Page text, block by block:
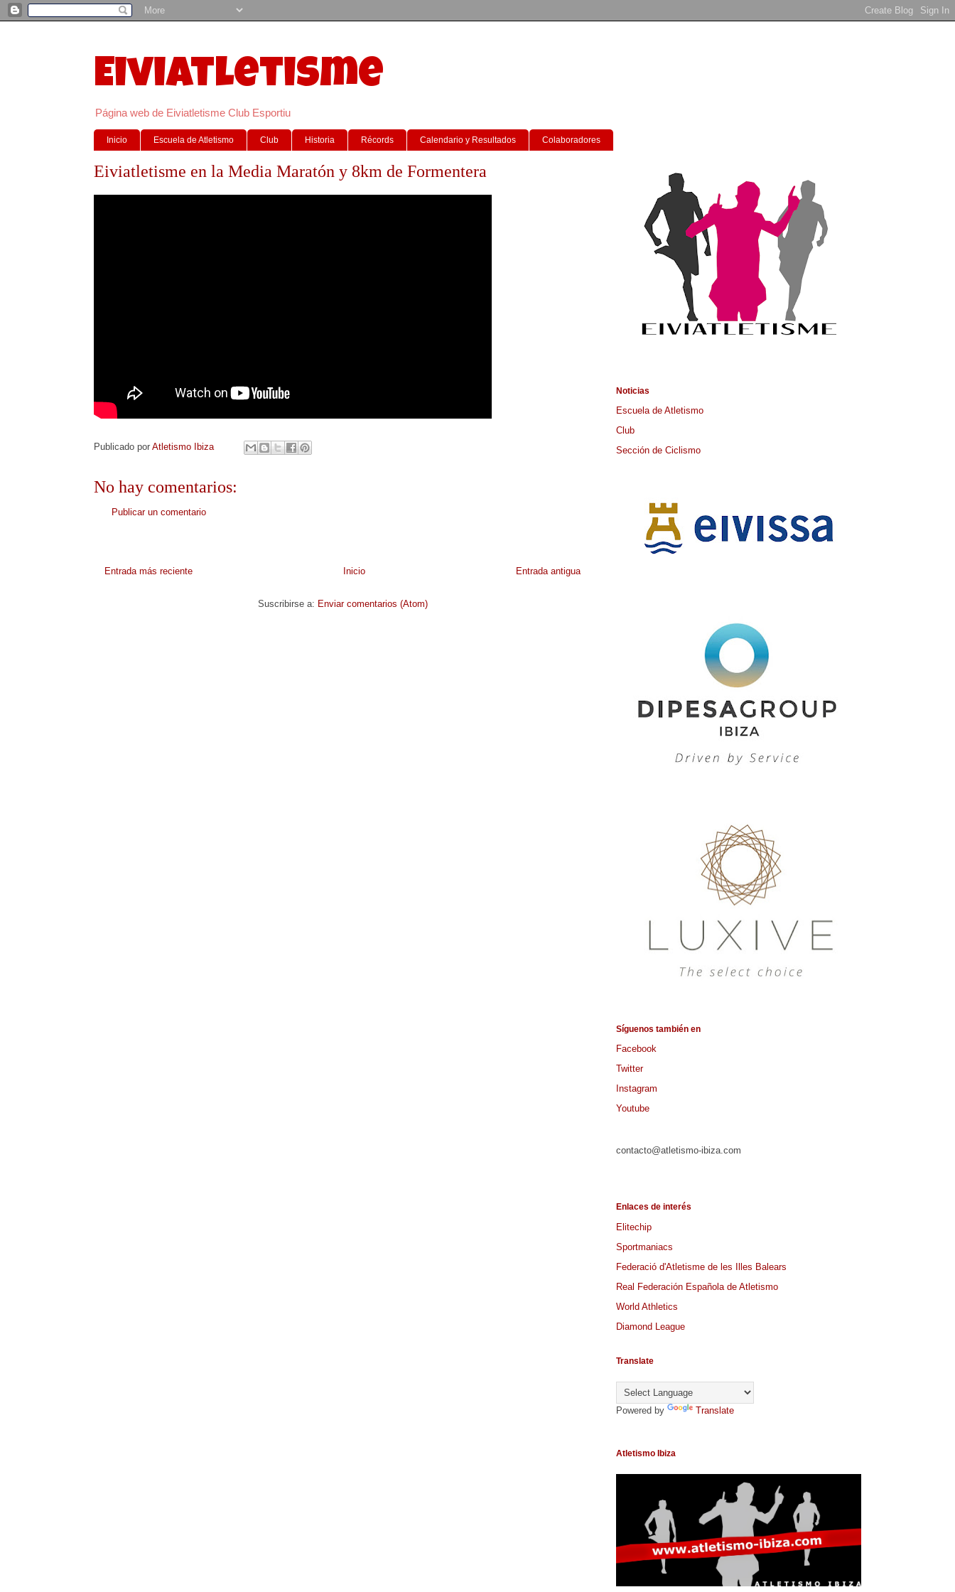
Eiviatletisme
Página web de Eiviatletisme Club Esportiu
Inicio Escuela de Atletismo Club Historia Récords Calendario y Resultados Colaboradores
Eiviatletisme en la Media Maratón y 8km de Formentera
Publicado por Atletismo Ibiza
No hay comentarios:
Publicar un comentario
Entrada más reciente Entrada antigua
Inicio
Suscribirse a: Enviar comentarios (Atom)
Noticias
Escuela de Atletismo
Club
Sección de Ciclismo
Síguenos también en
Facebook
Twitter
Instagram
Youtube
contacto@atletismo-ibiza.com
Enlaces de interés
Elitechip
Sportmaniacs
Federació d'Atletisme de les Illes Balears
Real Federación Española de Atletismo
World Athletics
Diamond League
Translate
Powered by Translate
Atletismo Ibiza